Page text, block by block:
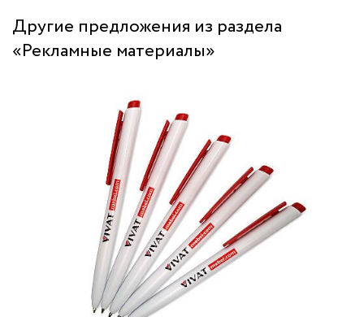
Другие предложения из раздела
«Рекламные материалы»